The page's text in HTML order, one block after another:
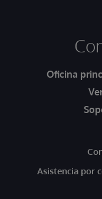
Oficina
Asistencia por